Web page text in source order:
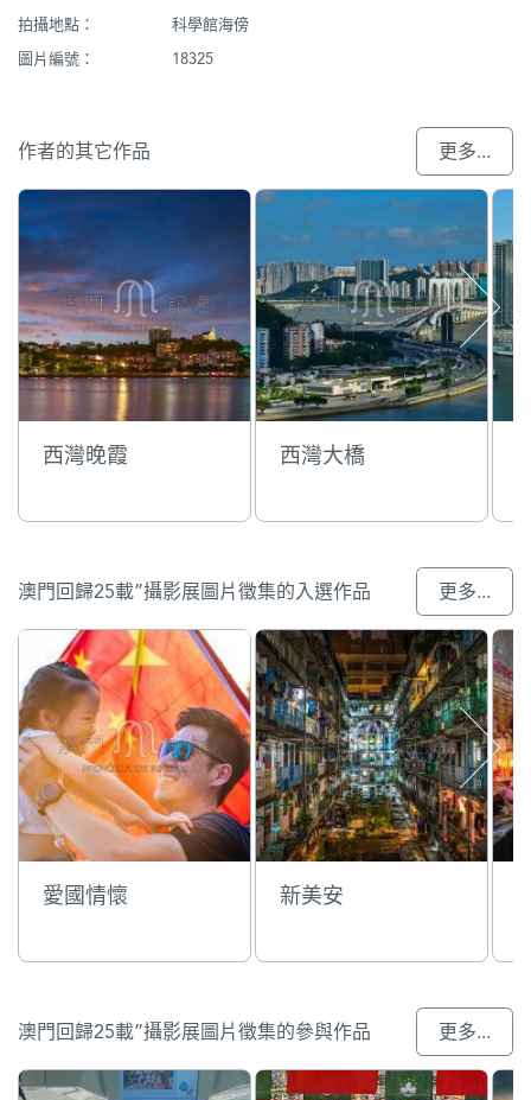
拍攝地點：
科學館海傍
圖片編號：
18325
作者的其它作品 更多...
西灣晚霞 西灣大橋
澳門回歸25載”攝影展圖片徵集的入選作品 更多...
愛國情懷 新美安
澳門回歸25載”攝影展圖片徵集的參與作品 更多...